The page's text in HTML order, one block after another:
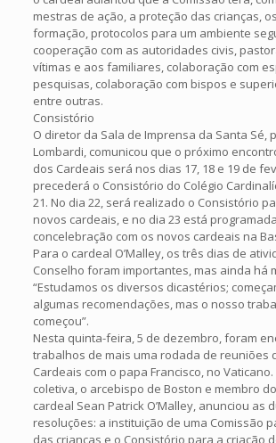
mestras de ação, a proteção das crianças,
formação, protocolos para um ambiente
cooperação com as autoridades civis,
vítimas e aos familiares, colaboração com
pesquisas, colaboração com bispos e
entre outras.
Consistório
O diretor da Sala de Imprensa da Santa Sé,
Lombardi, comunicou que o próximo
dos Cardeais será nos dias 17, 18 e 19 de
precederá o Consistório do Colégio
21. No dia 22, será realizado o Consistório
novos cardeais, e no dia 23 está
concelebração com os novos cardeais na
Para o cardeal O’Malley, os três dias de
Conselho foram importantes, mas ainda há
“Estudamos os diversos dicastérios;
algumas recomendações, mas o nosso
começou”.
Nesta quinta-feira, 5 de dezembro, foram
trabalhos de mais uma rodada de reuniões
Cardeais com o papa Francisco, no
coletiva, o arcebispo de Boston e membro
cardeal Sean Patrick O’Malley, anunciou as
resoluções: a instituição de uma Comissão
das crianças e o Consistório para a criação